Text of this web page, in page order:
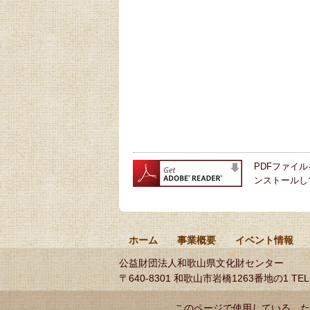
PDFファイ
ンストール
ホーム 事業概要 イベント情報
公益財団法人和歌山県文化財センター
〒640-8301 和歌山市岩橋1263番地の1